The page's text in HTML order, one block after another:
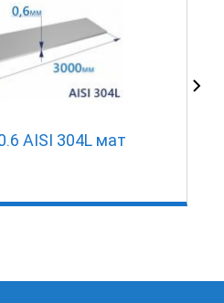
AISI 304L мат